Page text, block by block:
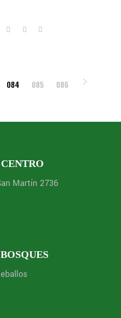
084 085 086
Martín 2736